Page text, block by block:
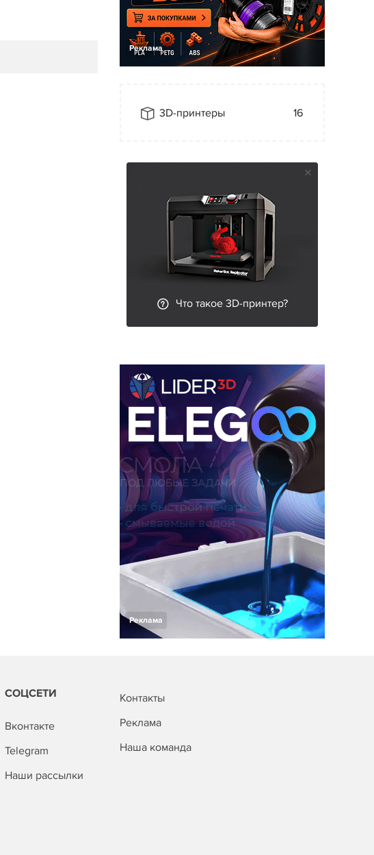
Реклама
3D-принтеры 16
Что такое 3D-принтер?
Реклама
СОЦСЕТИ
Вконтакте
Telegram
Наши рассылки
Контакты
Реклама
Наша команда